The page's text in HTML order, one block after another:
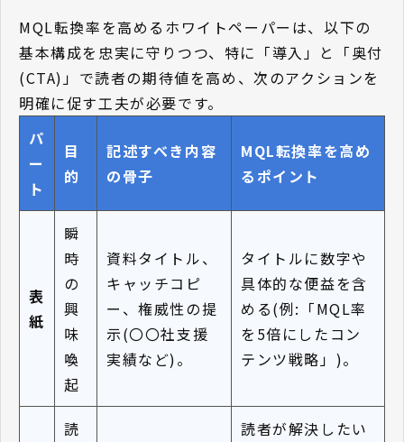
MQL転換率を高めるホワイトペーパーは、以下の
基本構成を忠実に守りつつ、特に「導入」と「奥付
(CTA)」で読者の期待値を高め、次のアクションを
明確に促す工夫が必要です。
パ
ー
ト
目
的
記述すべき内容
の骨子
MQL転換率を高め
るポイント
表
紙
瞬
時
の
興
味
喚
起
資料タイトル、
キャッチコピ
ー、権威性の提
示(〇〇社支援
実績など)。
タイトルに数字や
具体的な便益を含
める(例:「MQL率
を5倍にしたコン
テンツ戦略」)。
読
読者が解決したい